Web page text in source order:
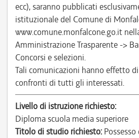
ecc), saranno pubblicati
istituzionale del Comune di
www.comune.monfalcone.go.it
Amministrazione Trasparente ->
Concorsi e selezioni.
Tali comunicazioni hanno effetto
confronti di tutti gli interessati.
Livello di istruzione richiesto:
Diploma scuola media superiore
Titolo di studio richiesto: